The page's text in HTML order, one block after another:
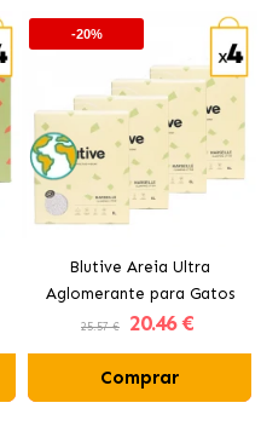
-20%
Blutive Areia Ultra
Aglomerante para Gatos
Aroma Marselha
25.57 € 20.46 €
Comprar